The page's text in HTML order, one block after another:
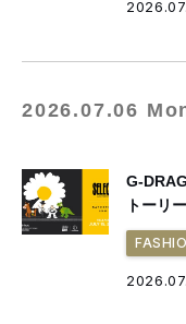
2026.07.06
G-
トーリ